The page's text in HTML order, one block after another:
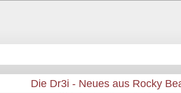
Die Dr3i - Neues aus Rocky